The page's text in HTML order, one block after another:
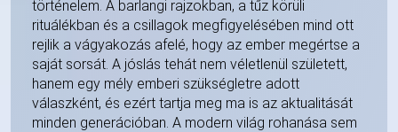
történelem. A barlangi rajzokban, a tűz körüli
rituálékban és a csillagok megfigyelésében mind ott
rejlik a vágyakozás afelé, hogy az ember megértse a
saját sorsát. A jóslás tehát nem véletlenül született,
hanem egy mély emberi szükségletre adott
válaszként, és ezért tartja meg ma is az aktualitását
minden generációban. A modern világ rohanása sem